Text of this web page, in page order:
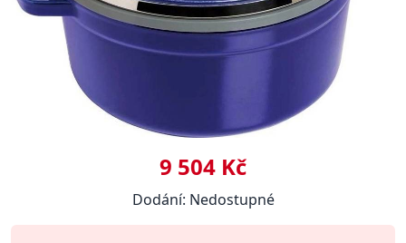
9 504 Kč
Dodání: Nedostupné